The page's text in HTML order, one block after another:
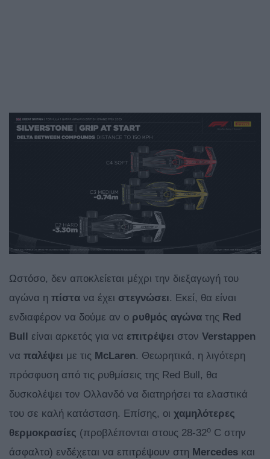
Ωστόσο, δεν αποκλείεται μέχρι την διεξαγωγή του
αγώνα η πίστα να έχει στεγνώσει. Εκεί, θα είναι
ενδιαφέρον να δούμε αν ο ρυθμός αγώνα της Red
Bull είναι αρκετός για να επιτρέψει στον Verstappen
να παλέψει με τις McLaren. Θεωρητικά, η λιγότερη
πρόσφυση από τις ρυθμίσεις της Red Bull, θα
δυσκολέψει τον Ολλανδό να διατηρήσει τα ελαστικά
του σε καλή κατάσταση. Επίσης, οι χαμηλότερες
θερμοκρασίες (προβλέπονται στους 28-32ο C στην
άσφαλτο) ενδέχεται να επιτρέψουν στη Mercedes και